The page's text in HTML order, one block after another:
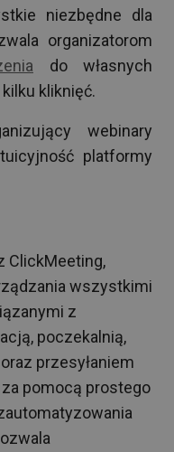
niezbędne dla
organizatorom
do własnych
kliknięć.
webinary
platformy
ClickMeeting,
wszystkimi
z
poczekalnią,
przesyłaniem
pomocą prostego